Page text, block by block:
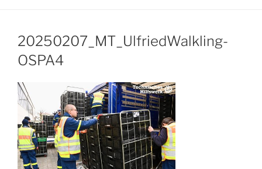
20250207_MT_UlfriedWalkling-
OSPA4